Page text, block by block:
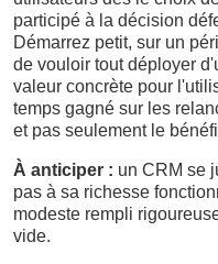
participé à la décision
Démarrez petit, sur un
de vouloir tout déployer
valeur concrète pour
temps gagné sur les
et pas seulement le
À anticiper : un CRM se
pas à sa richesse
modeste rempli
vide.